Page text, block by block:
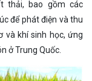
thải, bao gồm các
để phát điện và thu
và khí sinh học, ứng
ở Trung Quốc.